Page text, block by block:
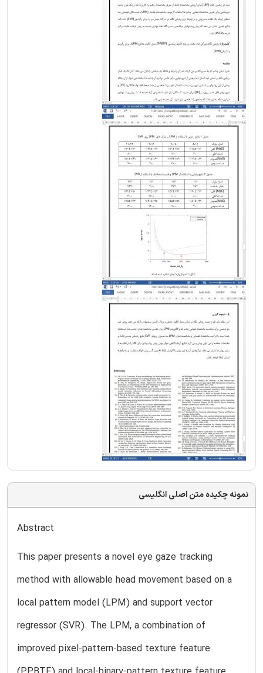
نمونه چکیده متن اصلی انگلیسی
Abstract
This paper presents a novel eye gaze tracking
method with allowable head movement based on a
local pattern model (LPM) and support vector
regressor (SVR). The LPM, a combination of
improved pixel-pattern-based texture feature